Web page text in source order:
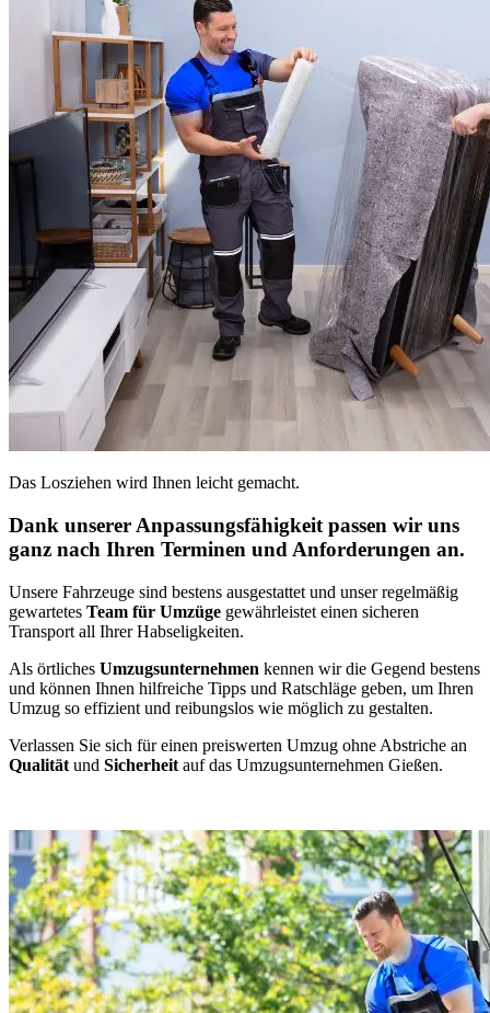
Das Losziehen wird Ihnen leicht gemacht.
Dank unserer Anpassungsfähigkeit passen wir uns
ganz nach Ihren Terminen und Anforderungen an.
Unsere Fahrzeuge sind bestens ausgestattet und unser regelmäßig
gewartetes Team für Umzüge gewährleistet einen sicheren
Transport all Ihrer Habseligkeiten.
Als örtliches Umzugsunternehmen kennen wir die Gegend bestens
und können Ihnen hilfreiche Tipps und Ratschläge geben, um Ihren
Umzug so effizient und reibungslos wie möglich zu gestalten.
Verlassen Sie sich für einen preiswerten Umzug ohne Abstriche an
Qualität und Sicherheit auf das Umzugsunternehmen Gießen.